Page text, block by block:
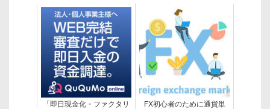
「即日現金化・ファクタリ
FX初心者のために通貨単